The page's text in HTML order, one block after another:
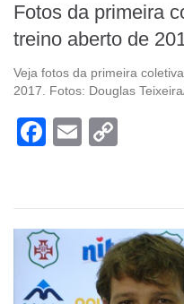
Fotos da primeira
treino aberto de
Veja fotos da primeira
2017. Fotos: Douglas
Facebook
Email